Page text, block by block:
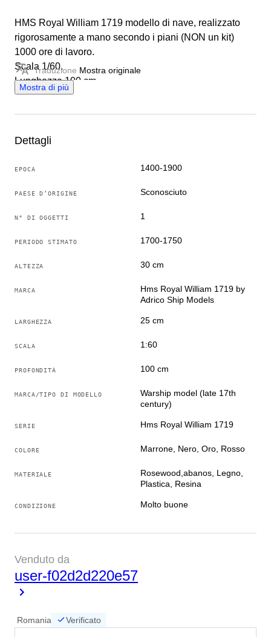
HMS Royal William 1719 modello di nave, realizzato
rigorosamente a mano secondo i piani (NON un kit)
1000 ore di lavoro.
Scala 1/60.
Lunghezza 100 cm.
Condizioni impeccabili.
Traduzione Mostra originale
Mostra di più
Dettagli
EPOCA 1400-1900
PAESE D’ORIGINE Sconosciuto
N° DI OGGETTI 1
PERIODO STIMATO 1700-1750
ALTEZZA 30 cm
MARCA
Hms Royal William 1719 by
Adrico Ship Models
LARGHEZZA 25 cm
SCALA 1:60
PROFONDITÀ 100 cm
MARCA/TIPO DI MODELLO
Warship model (late 17th
century)
SERIE Hms Royal William 1719
COLORE Marrone, Nero, Oro, Rosso
MATERIALE
Rosewood,abanos, Legno,
Plastica, Resina
CONDIZIONE Molto buone
Venduto da
user-f02d2d220e57
Romania Verificato